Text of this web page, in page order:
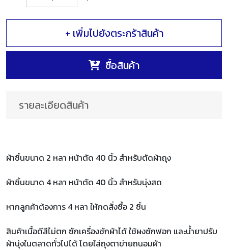
+ เพิ่มไปยังตระกร้าสินค้า
ซื้อสินค้า
รายละเอียดสินค้า
ผ้าชิ้นขนาด 2 หลา หน้าตัด 40 นิ้ว สำหรับตัดผ้าถุง
ผ้าชิ้นขนาด 4 หลา หน้าตัด 40 นิ้ว สำหรับนุ่งสด
หากลูกค้าต้องการ 4 หลา ให้กดสั่งซื้อ 2 ชิ้น
สินค้าเนื้อดีสีไม่ตก ซักเครื่องซักผ้าได้ ใช้ผงซักฟอก และน้ำยาปรับ
ผ้านุ่งในตลาดทั่วไปได้ โดยใส่ถุงตาข่ายถนอมผ้า